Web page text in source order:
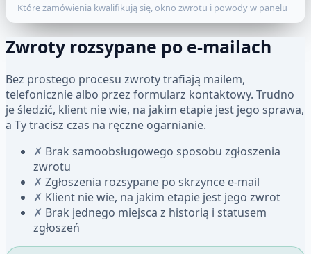
Które zamówienia kwalifikują się, okno zwrotu i powody w panelu
Zwroty rozsypane po e-mailach
Bez prostego procesu zwroty trafiają mailem,
telefonicznie albo przez formularz kontaktowy. Trudno
je śledzić, klient nie wie, na jakim etapie jest jego sprawa,
a Ty tracisz czas na ręczne ogarnianie.
✗ Brak samoobsługowego sposobu zgłoszenia
zwrotu
✗ Zgłoszenia rozsypane po skrzynce e-mail
✗ Klient nie wie, na jakim etapie jest jego zwrot
✗ Brak jednego miejsca z historią i statusem
zgłoszeń